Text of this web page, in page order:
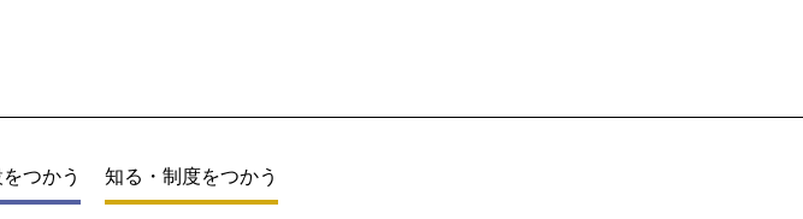
つかう 知る・制度をつかう